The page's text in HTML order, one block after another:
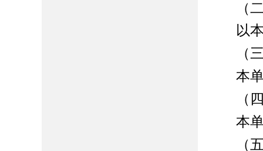
（
以
（
本
（
本
（